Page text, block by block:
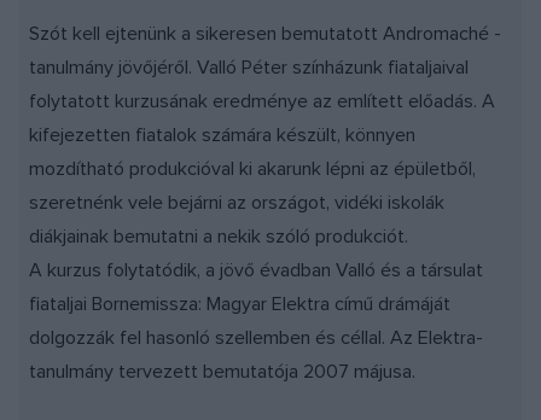
Szót kell ejtenünk a sikeresen bemutatott Andromaché -
tanulmány jövőjéről. Valló Péter színházunk fiataljaival
folytatott kurzusának eredménye az említett előadás. A
kifejezetten fiatalok számára készült, könnyen
mozdítható produkcióval ki akarunk lépni az épületből,
szeretnénk vele bejárni az országot, vidéki iskolák
diákjainak bemutatni a nekik szóló produkciót.
A kurzus folytatódik, a jövő évadban Valló és a társulat
fiataljai Bornemissza: Magyar Elektra című drámáját
dolgozzák fel hasonló szellemben és céllal. Az Elektra-
tanulmány tervezett bemutatója 2007 májusa.